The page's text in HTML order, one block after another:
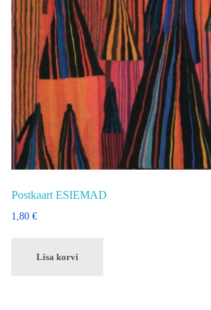
Postkaart ESIEMAD
1,80 €
Lisa korvi